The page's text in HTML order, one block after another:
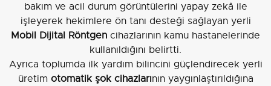
bakım ve acil durum görüntülerini yapay zekâ ile
işleyerek hekimlere ön tanı desteği sağlayan yerli
Mobil Dijital Röntgen cihazlarının kamu hastanelerinde
kullanıldığını belirtti.
Ayrıca toplumda ilk yardım bilincini güçlendirecek yerli
üretim otomatik şok cihazlarının yaygınlaştırıldığına